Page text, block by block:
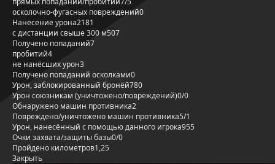
осколочно-фугасных повреждений0
Нанесение урона2181
с дистанции свыше 300 м507
Получено попаданий7
пробитий4
не нанёсших урон3
Получено попаданий осколками0
Урон, заблокированный бронёй780
Урон союзникам (уничтожено/повреждений)0/0
Обнаружено машин противника2
Повреждено/уничтожено машин противника5/1
Урон, нанесённый с помощью данного игрока955
Очки захвата/защиты базы0/0
Пройдено километров1,25
Закрыть